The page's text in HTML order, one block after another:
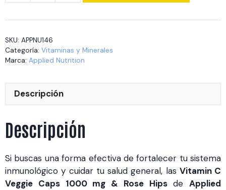
Veggie
1000
mg
Rose
100
SKU: APPNU146
Categoría: Vitaminas y Minerales
Marca: Applied Nutrition
Descripción
Descripción
Si buscas una forma efectiva de fortalecer tu sistema
inmunológico y cuidar tu salud general, las Vitamin C
Veggie Caps 1000 mg & Rose Hipsde Applied